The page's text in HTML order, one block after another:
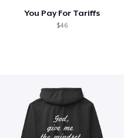
You Pay For Tariffs
$46